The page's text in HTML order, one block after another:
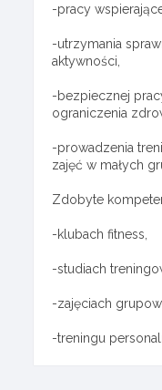
-pracy
-utrzymania
aktywności,
-bezpiecznej
ograniczenia
-prowadzenia
zajęć w małych
Zdobyte
-klubach fitness,
-studiach
-zajęciach
-treningu